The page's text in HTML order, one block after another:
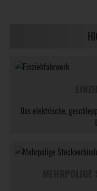
Das elektrische,